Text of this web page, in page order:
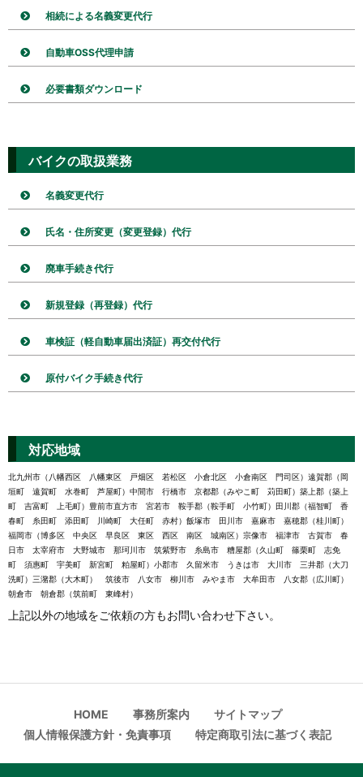
相続による名義変更代行
自動車OSS代理申請
必要書類ダウンロード
バイクの取扱業務
名義変更代行
氏名・住所変更（変更登録）代行
廃車手続き代行
新規登録（再登録）代行
車検証（軽自動車届出済証）再交付代行
原付バイク手続き代行
対応地域
北九州市（八幡西区 八幡東区 戸畑区 若松区 小倉北区 小倉南区 門司区）遠賀郡（岡
垣町 遠賀町 水巻町 芦屋町）中間市 行橋市 京都郡（みやこ町 苅田町）築上郡（築上
町 吉富町 上毛町）豊前市直方市 宮若市 鞍手郡（鞍手町 小竹町）田川郡（福智町 香
春町 糸田町 添田町 川崎町 大任町 赤村）飯塚市 田川市 嘉麻市 嘉穂郡（桂川町）
福岡市（博多区 中央区 早良区 東区 西区 南区 城南区）宗像市 福津市 古賀市 春
日市 太宰府市 大野城市 那珂川市 筑紫野市 糸島市 糟屋郡（久山町 篠栗町 志免
町 須惠町 宇美町 新宮町 粕屋町）小郡市 久留米市 うきは市 大川市 三井郡（大刀
洗町）三潴郡（大木町） 筑後市 八女市 柳川市 みやま市 大牟田市 八女郡（広川町）
朝倉市 朝倉郡（筑前町 東峰村）
上記以外の地域をご依頼の方もお問い合わせ下さい。
HOME 事務所案内
サイトマップ
個人情報保護方針・免責事項
特定商取引法に基づく表記